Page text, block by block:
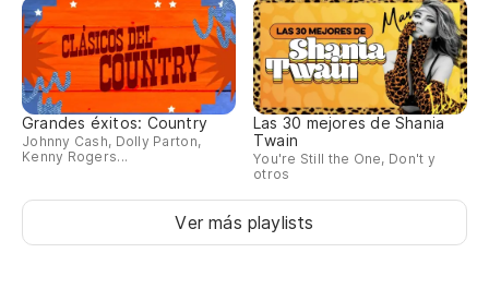
Grandes éxitos: Country
Johnny Cash, Dolly Parton,
Kenny Rogers...
Las 30 mejores de Shania
Twain
You're Still the One, Don't y
otros
Ver más playlists